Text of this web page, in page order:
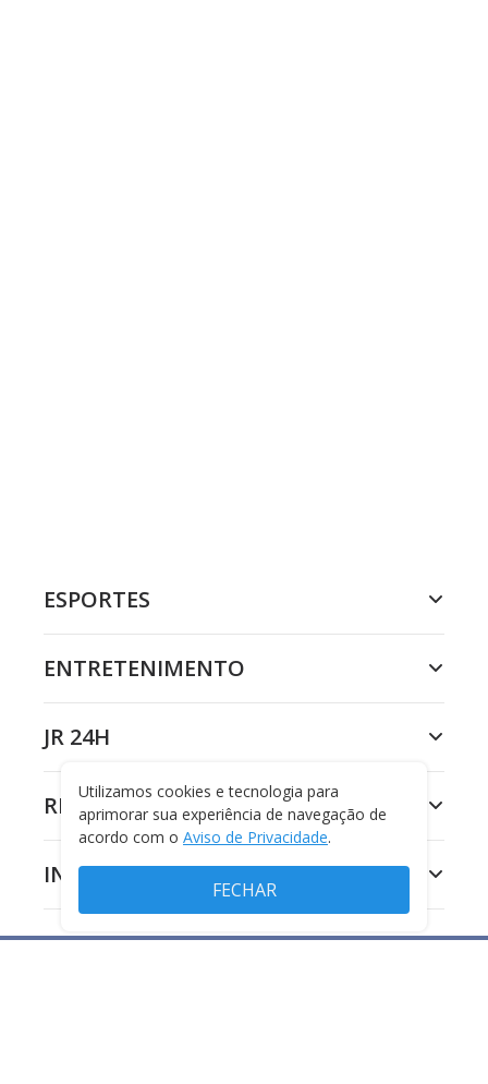
ESPORTES
ENTRETENIMENTO
JR 24H
RECORD
INSTITUCIONAL
Utilizamos cookies e tecnologia para
aprimorar sua experiência de navegação de
acordo com o Aviso de Privacidade.
FECHAR